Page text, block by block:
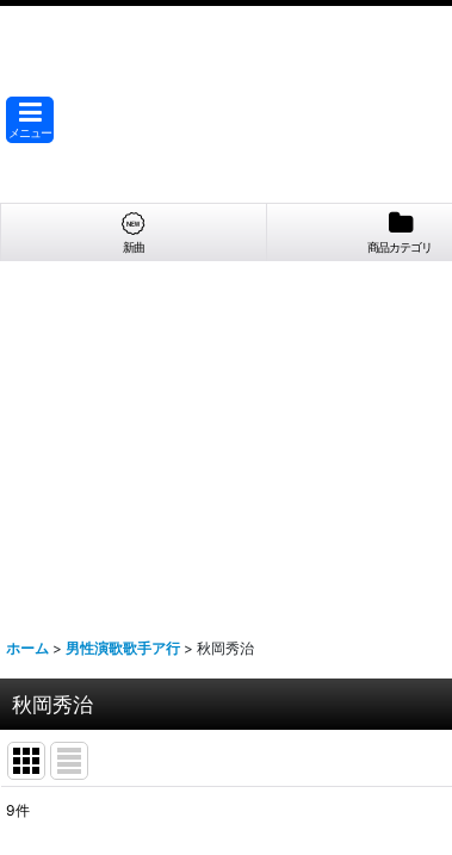
メニュー
新曲 商品カテゴリ
ホーム > 男性演歌歌手ア行 > 秋岡秀治
秋岡秀治
9件